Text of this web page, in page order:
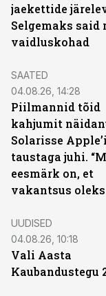
jaekettide
Selgemaks said
vaidluskohad
SAATED
04.08.26, 14:28
Piilmannid tõid
kahjumit
Solarisse Apple’i
taustaga juhi.
eesmärk on, et
vakantsus oleks
UUDISED
04.08.26, 10:18
Vali Aasta
Kaubandustegu